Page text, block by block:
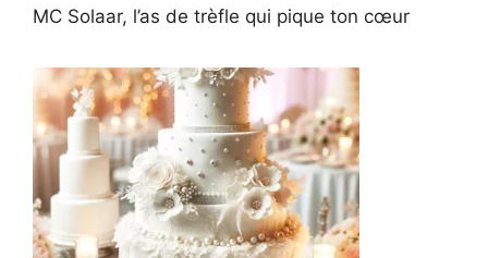
MC Solaar, l’as de trèfle qui pique ton cœur